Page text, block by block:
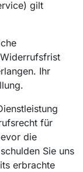
gilt
Ihr
für
die
Sie uns
erbrachte